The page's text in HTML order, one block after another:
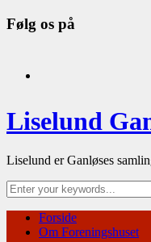
Følg os på
Liselund
Liselund er Ganløses
Forside
Om Foreningshuset